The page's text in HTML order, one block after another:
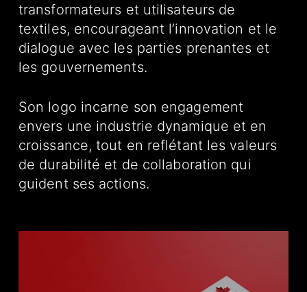
transformateurs et utilisateurs de
textiles, encourageant l’innovation et le
dialogue avec les parties prenantes et
les gouvernements.
Son logo incarne son engagement
envers une industrie dynamique et en
croissance, tout en reflétant les valeurs
de durabilité et de collaboration qui
guident ses actions.